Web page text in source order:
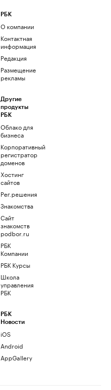
РБК
О компании
Контактная
информация
Редакция
Размещение
рекламы
Другие
продукты
РБК
Облако для
бизнеса
Корпоративный
регистратор
доменов
Хостинг
сайтов
Рег.решения
Знакомства
Сайт
знакомств
podbor.ru
РБК
Компании
РБК Курсы
Школа
управления
РБК
РБК
Новости
iOS
Android
AppGallery